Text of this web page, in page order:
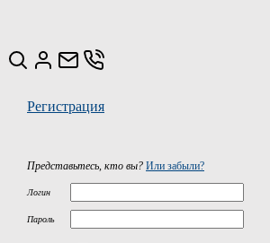
Регистрация
Представьтесь, кто вы? Или забыли?
Логин
Пароль